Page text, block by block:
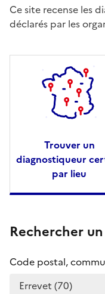
Ce site recense les
déclarés par les
Trouver un
diagnostiqueur
par lieu
Rechercher
Code postal,